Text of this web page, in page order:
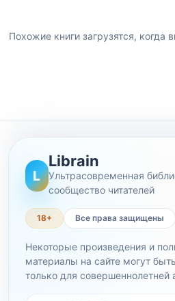
Похожие книги загрузятся, когда
L
Librain
Ультрасовременная
сообщество читателей
18+ Все права защищены
Некоторые произведения и
материалы на сайте могут
только для совершеннолетней